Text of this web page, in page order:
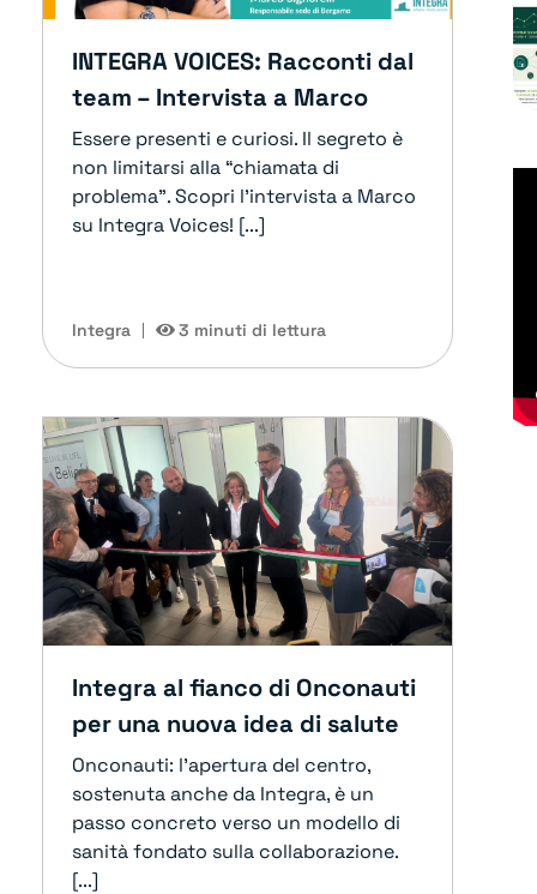
INTEGRA VOICES: Racconti dal
team – Intervista a Marco
Essere presenti e curiosi. Il segreto è
non limitarsi alla “chiamata di
problema”. Scopri l'intervista a Marco
su Integra Voices! [...]
Integra 3 minuti di lettura
Integra al fianco di Onconauti
per una nuova idea di salute
Onconauti: l’apertura del centro,
sostenuta anche da Integra, è un
passo concreto verso un modello di
sanità fondato sulla collaborazione.
[...]